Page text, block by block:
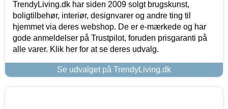
TrendyLiving.dk har siden 2009 solgt brugskunst,
boligtilbehør, interiør, designvarer og andre ting til
hjemmet via deres webshop. De er e-mærkede og har
gode anmeldelser på Trustpilot, foruden prisgaranti på
alle varer. Klik her for at se deres udvalg.
Se udvalget på TrendyLiving.dk